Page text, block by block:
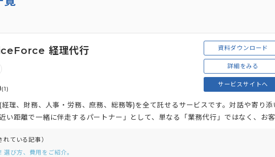
経理代行
(1)
資料ダウンロード
詳細をみる
サービスサイトへ
理、財務、人事・労務、庶務、総務等)を全て託せるサービスです。対話や寄り添
い距離で一緒に伴走するパートナー」として、単なる「業務代行」ではなく、お客
ている記事）
選び方、費用をご紹介。